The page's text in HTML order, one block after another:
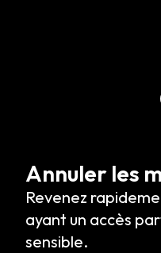
Annuler les
Revenez
ayant un accès
sensible.